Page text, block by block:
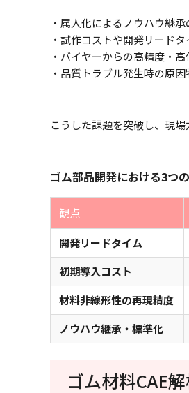
・属人化によるノウハウ継
・試作コストや開発リード
・バイヤーからの高精度・
・品質トラブル発生時の原
こうした課題を突破し、現
ゴム部品開発における3つ
観点
開発リードタイム
初期導入コスト
材料非線形性の再現精度
ノウハウ継承・標準化
ゴム材料CAE